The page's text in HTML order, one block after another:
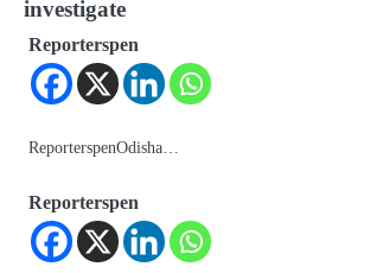
investigate
Reporterspen
ReporterspenOdisha…
Reporterspen